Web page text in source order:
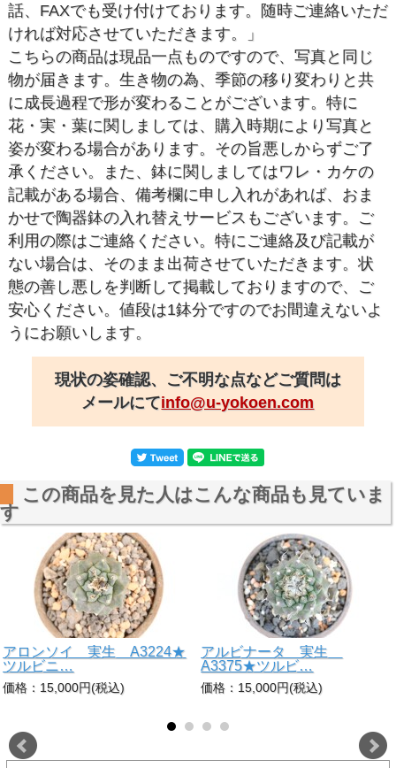
話、FAXでも受け付けております。随時ご連絡いただ
ければ対応させていただきます。」
こちらの商品は現品一点ものですので、写真と同じ
物が届きます。生き物の為、季節の移り変わりと共
に成長過程で形が変わることがございます。特に
花・実・葉に関しましては、購入時期により写真と
姿が変わる場合があります。その旨悪しからずご了
承ください。また、鉢に関しましてはワレ・カケの
記載がある場合、備考欄に申し入れがあれば、おま
かせで陶器鉢の入れ替えサービスもございます。ご
利用の際はご連絡ください。特にご連絡及び記載が
ない場合は、そのまま出荷させていただきます。状
態の善し悪しを判断して掲載しておりますので、ご
安心ください。値段は1鉢分ですのでお間違えないよ
うにお願いします。
現状の姿確認、ご不明な点などご質問は
メールにてinfo@u-yokoen.com
この商品を見た人はこんな商品も見ていま
す
アロンソイ 実生 A3224★
ツルビニ…
価格：15,000円(税込)
アルビナータ 実生
A3375★ツルビ…
価格：15,000円(税込)